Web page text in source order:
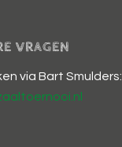
VRAGEN
via Bart Smulders: